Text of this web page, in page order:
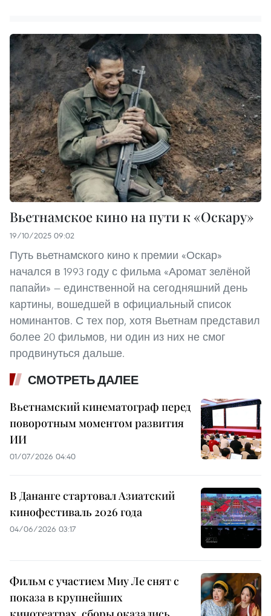
Вьетнамское кино на пути к «Оскару»
19/10/2025 09:02
Путь вьетнамского кино к премии «Оскар»
начался в 1993 году с фильма «Аромат зелёной
папайи» — единственной на сегодняшний день
картины, вошедшей в официальный список
номинантов. С тех пор, хотя Вьетнам представил
более 20 фильмов, ни один из них не смог
продвинуться дальше.
СМОТРЕТЬ ДАЛЕЕ
Вьетнамский кинематограф перед
поворотным моментом развития
ИИ
01/07/2026 04:40
В Дананге стартовал Азиатский
кинофестиваль 2026 года
04/06/2026 03:17
Фильм с участием Миу Ле снят с
показа в крупнейших